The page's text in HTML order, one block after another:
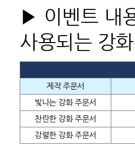
▶ 이벤트 내
사용되는 강
제작 주문서
빛나는 강화 주문서
찬란한 강화 주문서
강렬한 강화 주문서